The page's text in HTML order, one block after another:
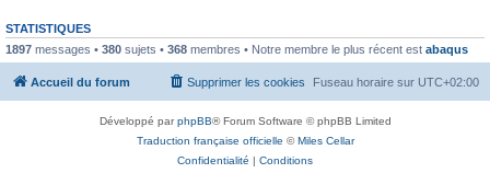
STATISTIQUES
1897 messages • 380 sujets • 368 membres • Notre membre le plus récent est abaqus
Accueil du forum Fuseau horaire sur UTC+02:00
Supprimer les cookies
Développé parphpBB® Forum Software © phpBB Limited
Traduction française officielle ©Miles Cellar
Confidentialité | Conditions